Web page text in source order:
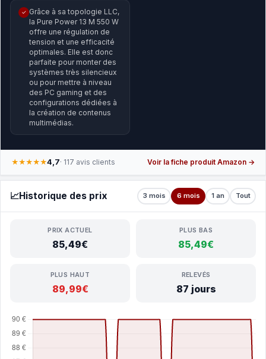
✓ Grâce à sa topologie LLC,
la Pure Power 13 M 550 W
offre une régulation de
tension et une efficacité
optimales. Elle est donc
parfaite pour monter des
systèmes très silencieux
ou pour mettre à niveau
des PC gaming et des
configurations dédiées à
la création de contenus
multimédias.
★★★★★4,7· 117 avis clients Voir la fiche produit Amazon →
📈Historique des prix 3 mois 6 mois 1 an Tout
PRIX ACTUEL
85,49€
PLUS BAS
85,49€
PLUS HAUT
89,99€
RELEVÉS
87 jours